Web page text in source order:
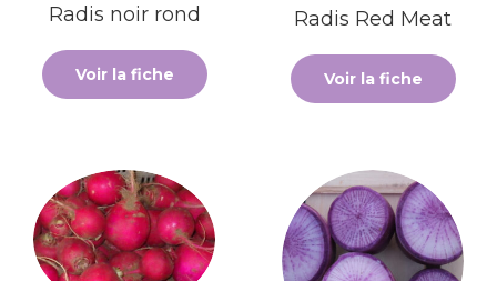
Radis noir rond
Voir la fiche
Radis Red Meat
Voir la fiche